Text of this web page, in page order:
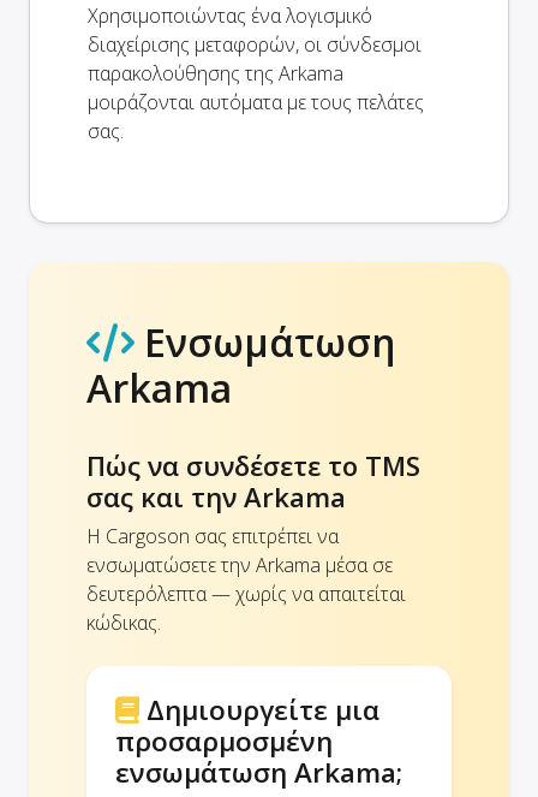
Χρησιμοποιώντας ένα λογισμικό
διαχείρισης μεταφορών, οι σύνδεσμοι
παρακολούθησης της Arkama
μοιράζονται αυτόματα με τους πελάτες
σας.
Ενσωμάτωση
Arkama
Πώς να συνδέσετε το TMS
σας και την Arkama
Η Cargoson σας επιτρέπει να
ενσωματώσετε την Arkama μέσα σε
δευτερόλεπτα — χωρίς να απαιτείται
κώδικας.
Δημιουργείτε μια
προσαρμοσμένη
ενσωμάτωση Arkama;